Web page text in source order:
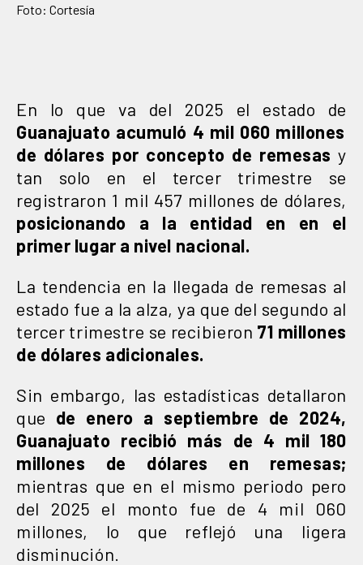
Foto: Cortesía
En lo que va del 2025 el estado de
Guanajuato acumuló 4 mil 060 millones
de dólares por concepto de remesas y
tan solo en el tercer trimestre se
registraron 1 mil 457 millones de dólares,
posicionando a la entidad en en el
primer lugar a nivel nacional.
La tendencia en la llegada de remesas al
estado fue a la alza, ya que del segundo al
tercer trimestre se recibieron 71 millones
de dólares adicionales.
Sin embargo, las estadísticas detallaron
que de enero a septiembre de 2024,
Guanajuato recibió más de 4 mil 180
millones de dólares en remesas;
mientras que en el mismo periodo pero
del 2025 el monto fue de 4 mil 060
millones, lo que reflejó una ligera
disminución.